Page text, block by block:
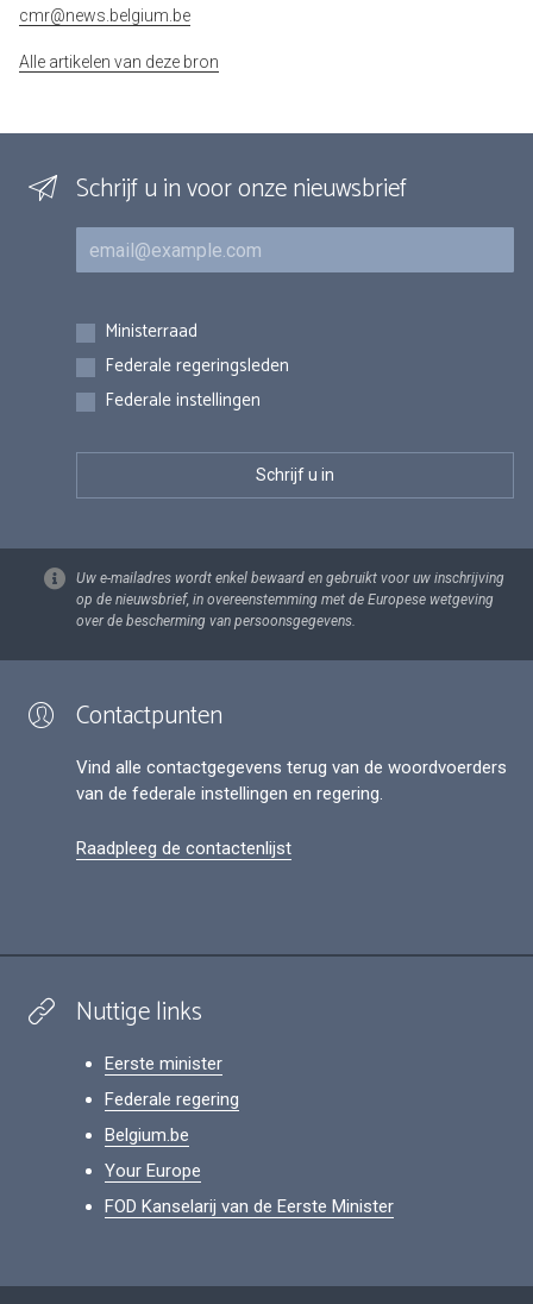
cmr@news.belgium.be
Alle artikelen van deze bron
Schrijf u in voor onze nieuwsbrief
E-mail
Inschrijvingen
Ministerraad
Federale regeringsleden
Federale instellingen
Uw e-mailadres wordt enkel bewaard en gebruikt voor uw inschrijving
op de nieuwsbrief, in overeenstemming met de Europese wetgeving
over de bescherming van persoonsgegevens.
Contactpunten
Vind alle contactgegevens terug van de woordvoerders
van de federale instellingen en regering.
Raadpleeg de contactenlijst
Nuttige links
Eerste minister
Federale regering
Belgium.be
Your Europe
FOD Kanselarij van de Eerste Minister